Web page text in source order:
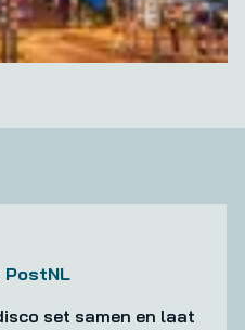
PostNL
set samen en laat